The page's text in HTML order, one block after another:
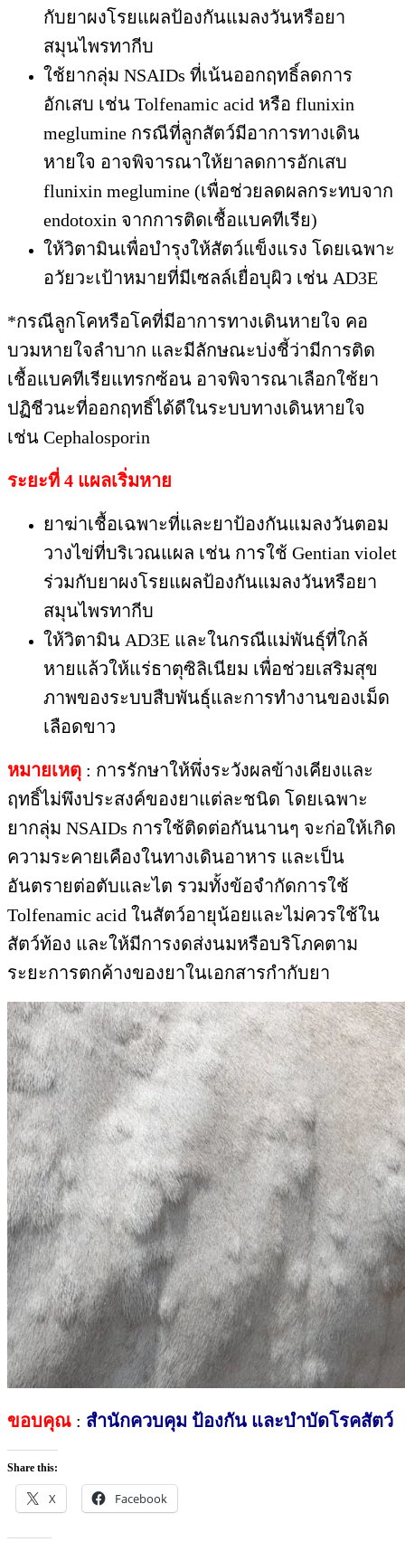
กับยาผงโรยแผลป้องกันแมลงวันหรือยา
สมุนไพรทากีบ
ใช้ยากลุ่ม NSAIDs ที่เน้นออกฤทธิ์ลดการ
อักเสบ เช่น Tolfenamic acid หรือ flunixin
meglumine กรณีที่ลูกสัตว์มีอาการทางเดิน
หายใจ อาจพิจารณาให้ยาลดการอักเสบ
flunixin meglumine (เพื่อช่วยลดผลกระทบจาก
endotoxin จากการติดเชื้อแบคทีเรีย)
ให้วิตามินเพื่อบำรุงให้สัตว์แข็งแรง โดยเฉพาะ
อวัยวะเป้าหมายที่มีเซลล์เยื่อบุผิว เช่น AD3E
*กรณีลูกโคหรือโคที่มีอาการทางเดินหายใจ คอ
บวมหายใจลำบาก และมีลักษณะบ่งชี้ว่ามีการติด
เชื้อแบคทีเรียแทรกซ้อน อาจพิจารณาเลือกใช้ยา
ปฏิชีวนะที่ออกฤทธิ์ได้ดีในระบบทางเดินหายใจ
เช่น Cephalosporin
ระยะที่ 4 แผลเริ่มหาย
ยาฆ่าเชื้อเฉพาะที่และยาป้องกันแมลงวันตอม
วางไข่ที่บริเวณแผล เช่น การใช้ Gentian violet
ร่วมกับยาผงโรยแผลป้องกันแมลงวันหรือยา
สมุนไพรทากีบ
ให้วิตามิน AD3E และในกรณีแม่พันธุ์ที่ใกล้
หายแล้วให้แร่ธาตุซิลิเนียม เพื่อช่วยเสริมสุข
ภาพของระบบสืบพันธุ์และการทำงานของเม็ด
เลือดขาว
หมายเหตุ : การรักษาให้พึ่งระวังผลข้างเคียงและ
ฤทธิ์ไม่พึงประสงค์ของยาแต่ละชนิด โดยเฉพาะ
ยากลุ่ม NSAIDs การใช้ติดต่อกันนานๆ จะก่อให้เกิด
ความระคายเคืองในทางเดินอาหาร และเป็น
อันตรายต่อตับและไต รวมทั้งข้อจำกัดการใช้
Tolfenamic acid ในสัตว์อายุน้อยและไม่ควรใช้ใน
สัตว์ท้อง และให้มีการงดส่งนมหรือบริโภคตาม
ระยะการตกค้างของยาในเอกสารกำกับยา
ขอบคุณ : สำนักควบคุม ป้องกัน และบำบัดโรคสัตว์
Share this:
X Facebook